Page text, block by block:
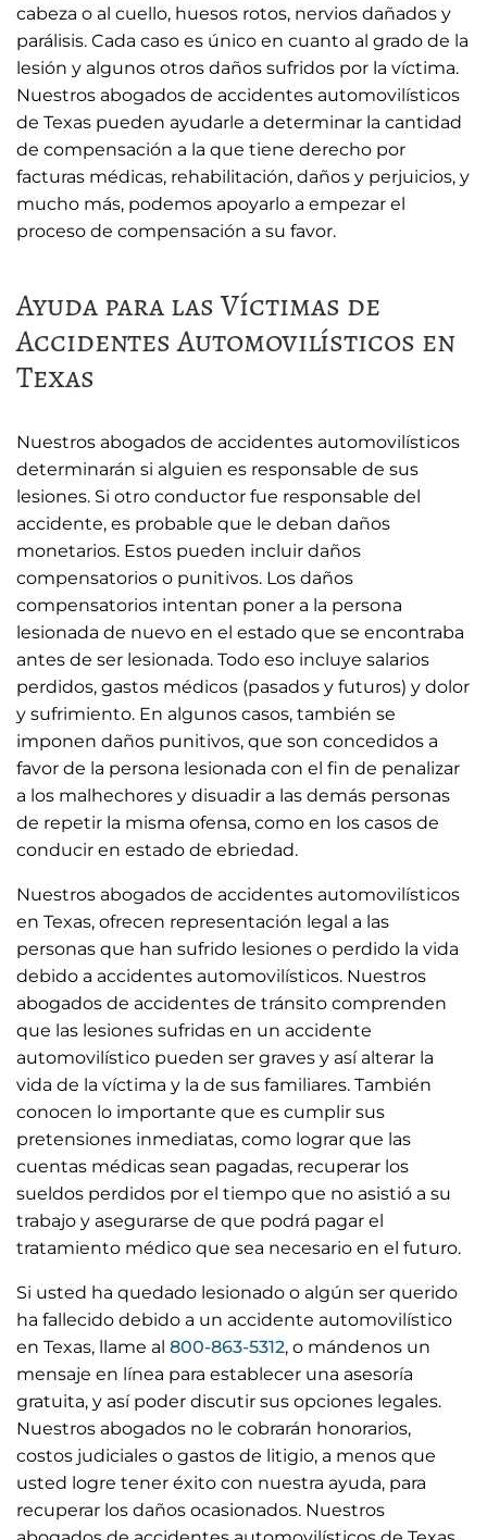
cabeza o al cuello, huesos rotos, nervios dañados y
parálisis. Cada caso es único en cuanto al grado de la
lesión y algunos otros daños sufridos por la víctima.
Nuestros abogados de accidentes automovilísticos
de Texas pueden ayudarle a determinar la cantidad
de compensación a la que tiene derecho por
facturas médicas, rehabilitación, daños y perjuicios, y
mucho más, podemos apoyarlo a empezar el
proceso de compensación a su favor.
Ayuda para las Víctimas de
Accidentes Automovilísticos en
Texas
Nuestros abogados de accidentes automovilísticos
determinarán si alguien es responsable de sus
lesiones. Si otro conductor fue responsable del
accidente, es probable que le deban daños
monetarios. Estos pueden incluir daños
compensatorios o punitivos. Los daños
compensatorios intentan poner a la persona
lesionada de nuevo en el estado que se encontraba
antes de ser lesionada. Todo eso incluye salarios
perdidos, gastos médicos (pasados y futuros) y dolor
y sufrimiento. En algunos casos, también se
imponen daños punitivos, que son concedidos a
favor de la persona lesionada con el fin de penalizar
a los malhechores y disuadir a las demás personas
de repetir la misma ofensa, como en los casos de
conducir en estado de ebriedad.
Nuestros abogados de accidentes automovilísticos
en Texas, ofrecen representación legal a las
personas que han sufrido lesiones o perdido la vida
debido a accidentes automovilísticos. Nuestros
abogados de accidentes de tránsito comprenden
que las lesiones sufridas en un accidente
automovilístico pueden ser graves y así alterar la
vida de la víctima y la de sus familiares. También
conocen lo importante que es cumplir sus
pretensiones inmediatas, como lograr que las
cuentas médicas sean pagadas, recuperar los
sueldos perdidos por el tiempo que no asistió a su
trabajo y asegurarse de que podrá pagar el
tratamiento médico que sea necesario en el futuro.
Si usted ha quedado lesionado o algún ser querido
ha fallecido debido a un accidente automovilístico
en Texas, llame al 800-863-5312, o mándenos un
mensaje en línea para establecer una asesoría
gratuita, y así poder discutir sus opciones legales.
Nuestros abogados no le cobrarán honorarios,
costos judiciales o gastos de litigio, a menos que
usted logre tener éxito con nuestra ayuda, para
recuperar los daños ocasionados. Nuestros